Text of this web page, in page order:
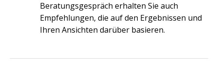
Beratungsgespräch erhalten Sie auch
Empfehlungen, die auf den Ergebnissen und
Ihren Ansichten darüber basieren.